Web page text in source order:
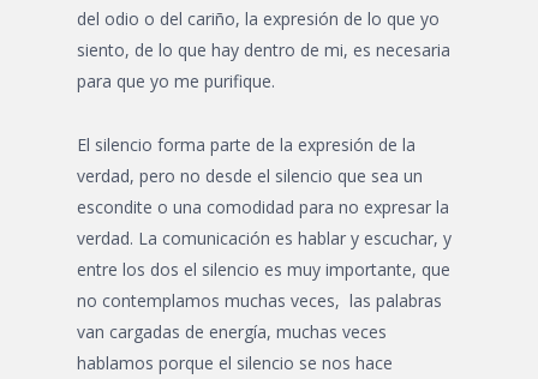
del odio o del cariño, la expresión de lo que yo
siento, de lo que hay dentro de mi, es necesaria
para que yo me purifique.
El silencio forma parte de la expresión de la
verdad, pero no desde el silencio que sea un
escondite o una comodidad para no expresar la
verdad. La comunicación es hablar y escuchar, y
entre los dos el silencio es muy importante, que
no contemplamos muchas veces, las palabras
van cargadas de energía, muchas veces
hablamos porque el silencio se nos hace